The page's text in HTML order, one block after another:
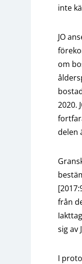
inte
JO
om
2020.
delen
från
sig av
I